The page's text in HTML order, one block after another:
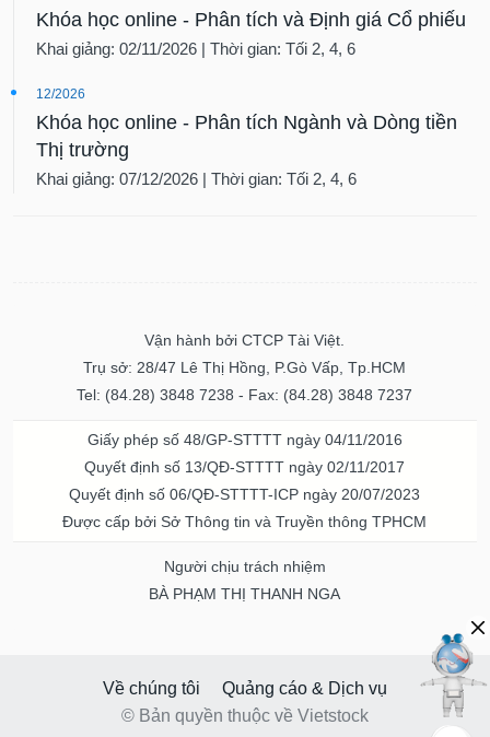
Khóa học online - Phân tích và Định giá Cổ phiếu
Khai giảng: 02/11/2026 | Thời gian: Tối 2, 4, 6
12/2026
Khóa học online - Phân tích Ngành và Dòng tiền
Thị trường
Khai giảng: 07/12/2026 | Thời gian: Tối 2, 4, 6
Vận hành bởi CTCP Tài Việt.
Trụ sở: 28/47 Lê Thị Hồng, P.Gò Vấp, Tp.HCM
Tel: (84.28) 3848 7238 - Fax: (84.28) 3848 7237
Giấy phép số 48/GP-STTTT ngày 04/11/2016
Quyết định số 13/QĐ-STTTT ngày 02/11/2017
Quyết định số 06/QĐ-STTTT-ICP ngày 20/07/2023
Được cấp bởi Sở Thông tin và Truyền thông TPHCM
Người chịu trách nhiệm
BÀ PHẠM THỊ THANH NGA
Về chúng tôi
Quảng cáo & Dịch vụ
© Bản quyền thuộc về Vietstock